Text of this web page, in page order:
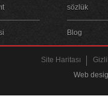
sözlük
Blog
Site Haritası
Web